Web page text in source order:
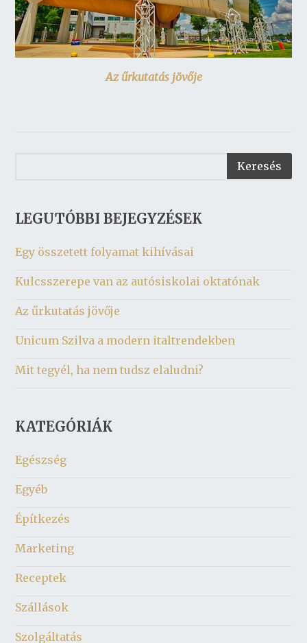
Az űrkutatás jövője
LEGUTÓBBI BEJEGYZÉSEK
Egy összetett folyamat kihívásai
Kulcsszerepe van az autósiskolai oktatónak
Az űrkutatás jövője
Unicum Szilva a modern italtrendekben
Mit tegyél, ha nem tudsz elaludni?
KATEGÓRIÁK
Egészség
Egyéb
Építkezés
Marketing
Receptek
Szállások
Szolgáltatás